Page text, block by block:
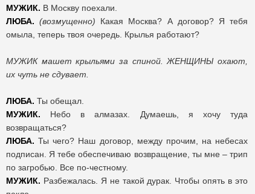
МУЖИК. В Москву поехали.
ЛЮБА.(возмущенно) Какая Москва? А договор? Я тебя
омыла, теперь твоя очередь. Крылья работают?
МУЖИК машет крыльями за спиной. ЖЕНЩИНЫ охают,
их чуть не сдувает.
ЛЮБА. Ты обещал.
МУЖИК. Небо в алмазах. Думаешь, я хочу туда
возвращаться?
ЛЮБА. Ты чего? Наш договор, между прочим, на небесах
подписан. Я тебе обеспечиваю возвращение, ты мне – трип
по загробью. Все по-честному.
МУЖИК. Разбежалась. Я не такой дурак. Чтобы опять в это